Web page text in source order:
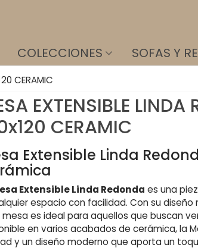
COLECCIONES SOFAS Y
CERAMIC
EXTENSIBLE
CERAMIC
Extensible Linda
Extensible Linda Redonda es una
espacio con facilidad. Con su
es ideal para aquellos que buscan
en varios acabados de cerámica, la
y un diseño moderno que aporta un